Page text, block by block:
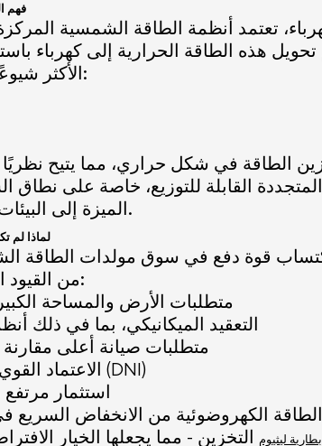
فهم
تعتمد أنظمة الطاقة الشمسية
تتضمن تكوينات CSP الأكثر شيوعًا ما يلي:
الطاقة في شكل حراري، مما يتيح نظريًا
القابلة للتوزيع، خاصة على نطاق
الميزة إلى البيئات السكنية يطرح تحديات كبيرة.
لماذا لم
قوة دفع في سوق مولدات الطاقة
من القيود الهيكلية التي تفسر هذا الغياب:
متطلبات الأرض والمساحة
التعقيد الميكانيكي، بما في ذلك
متطلبات صيانة أعلى مقارنة
الاعتماد القوي على الإشعاع العادي المباشر (DNI)
استثمار
الكهروضوئية من الانخفاض السريع
بطارية ليثيوم